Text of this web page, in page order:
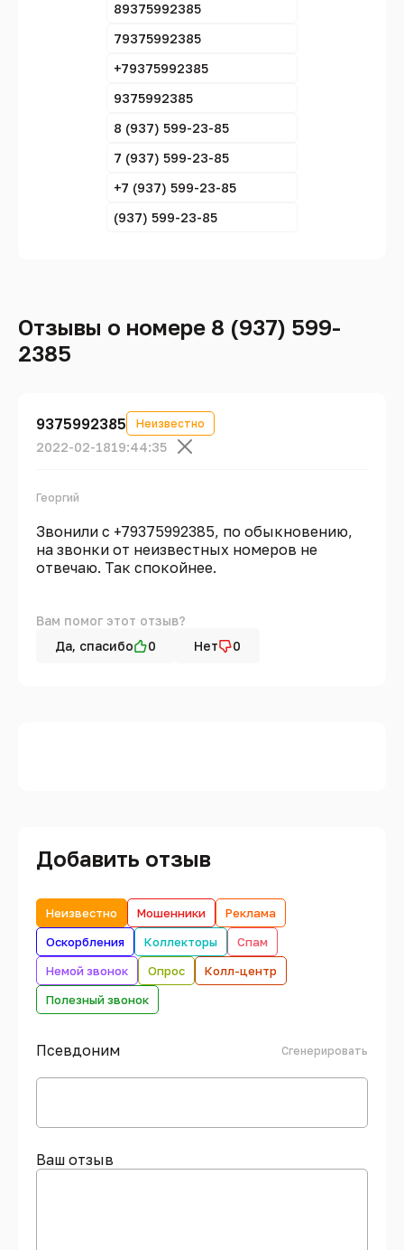
89375992385
79375992385
+79375992385
9375992385
8 (937) 599-23-85
7 (937) 599-23-85
+7 (937) 599-23-85
(937) 599-23-85
Отзывы о номере 8 (937) 599-
2385
9375992385 Неизвестно
2022-02-1819:44:35
Георгий
Звонили с +79375992385, по обыкновению,
на звонки от неизвестных номеров не
отвечаю. Так спокойнее.
Вам помог этот отзыв?
Да, спасибо
0 Нет 0
Добавить отзыв
Неизвестно Мошенники
Реклама
Оскорбления
Коллекторы
Спам
Немой звонок
Опрос
Колл-центр
Полезный звонок
Псевдоним Сгенерировать
Ваш отзыв